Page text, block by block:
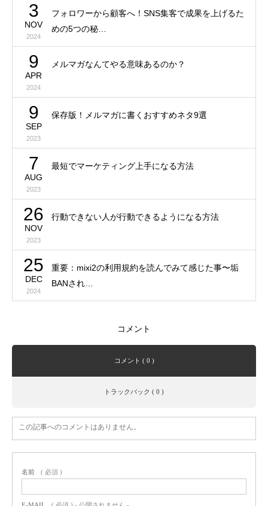
3
NOV
2024
フォロワーから顧客へ！SNS集客で成果を上げるた
めの5つの秘…
9
APR
2024
メルマガなんてやる意味あるのか？
9
SEP
2023
保存版！メルマガに書くおすすめネタ9選
7
AUG
2023
最短でマーケティング上手になる方法
26
NOV
2023
行動できない人が行動できるようになる方法
25
DEC
2024
重要：mixi2の利用規約を読んでみて感じた事〜垢
BANされ…
コメント
コメント ( 0 )
トラックバック ( 0 )
この記事へのコメントはありません。
名前 ( 必須 )